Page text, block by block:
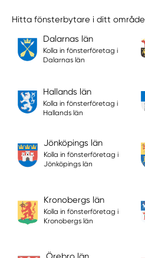
Hitta fönsterbytare i ditt område
Dalarnas län
Kolla in fönsterföretag i
Dalarnas län
Hallands län
Kolla in fönsterföretag i
Hallands län
Jönköpings län
Kolla in fönsterföretag i
Jönköpings län
Kronobergs län
Kolla in fönsterföretag i
Kronobergs län